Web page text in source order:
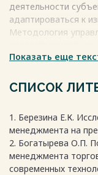
деятельности
адаптироваться к
Методология
специально
управлению
Показать еще
СПИСОК
1. Березина Е.К.
менеджмента на
2. Богатырева О.П.
менеджмента
современных